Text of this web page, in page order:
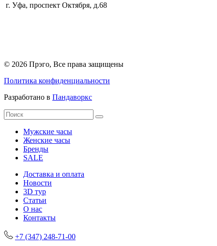
г. Уфа, проспект Октября, д.68
© 2026 Прэго, Все права защищены
Политика конфиденциальности
Разработано в Пандаворкс
Мужские часы
Женские часы
Бренды
SALE
Доставка и оплата
Новости
3D тур
Статьи
О нас
Контакты
+7 (347) 248-71-00